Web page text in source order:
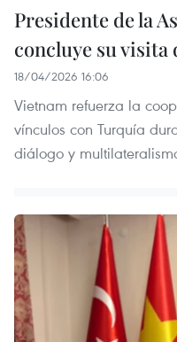
Presidente de la
concluye su visita
18/04/2026 16:06
Vietnam refuerza la
vínculos con Turquía
diálogo y